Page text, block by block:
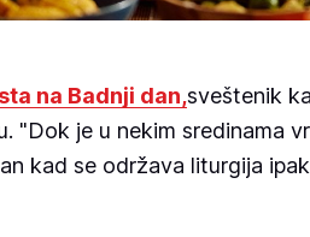
na Badnji dan,sveštenik
"Dok je u nekim sredinama
kad se održava liturgija